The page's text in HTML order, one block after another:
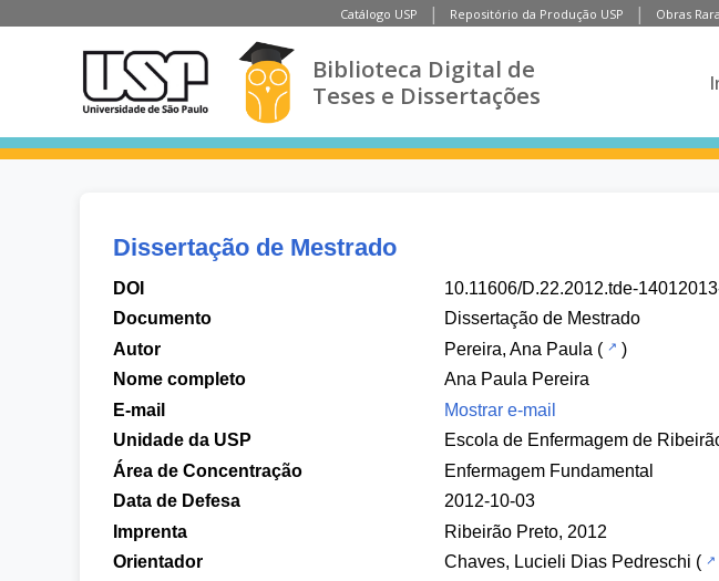
Catálogo USP Repositório da Produção USP Obras
Biblioteca Digital de
Teses e Dissertações
Dissertação de Mestrado
DOI
10.11606/D.22.2012.tde-
Documento
Dissertação de Mestrado
Autor
Pereira, Ana Paula (
)
Nome completo
Ana Paula Pereira
E-mail
Mostrar e-mail
Unidade da USP
Escola de Enfermagem de
Área de Concentração
Enfermagem Fundamental
Data de Defesa
2012-10-03
Imprenta
Ribeirão Preto, 2012
Orientador
Chaves, Lucieli Dias Pedreschi (